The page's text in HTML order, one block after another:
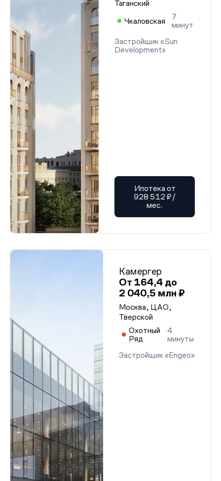
Таганский
Чкаловская
7
минут
Застройщик «Sun
Development»
Ипотека от
928 512 ₽/
мес.
Камергер
От 164,4 до
2 040,5 млн ₽
Москва, ЦАО,
Тверской
Охотный
Ряд
4
минуты
Застройщик «Engeo»